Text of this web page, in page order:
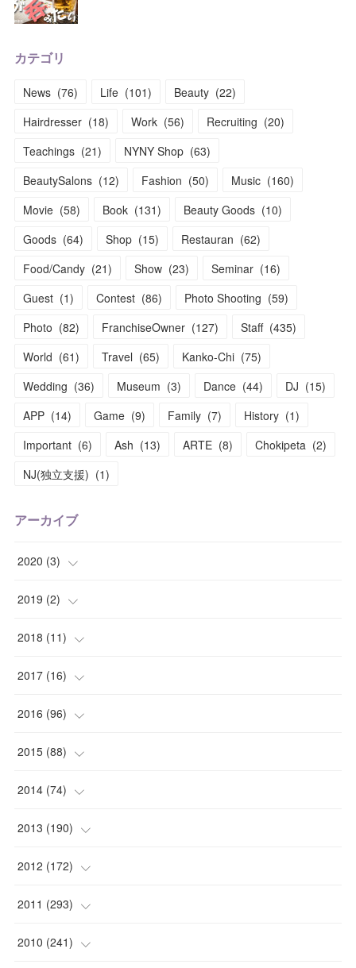
カテゴリ
News (76) Life (101) Beauty (22)
Hairdresser (18) Work (56) Recruiting (20)
Teachings (21) NYNY Shop (63)
BeautySalons (12) Fashion (50) Music (160)
Movie (58) Book (131) Beauty Goods (10)
Goods (64) Shop (15) Restauran (62)
Food/Candy (21) Show (23) Seminar (16)
Guest (1) Contest (86) Photo Shooting (59)
Photo (82) FranchiseOwner (127) Staff (435)
World (61) Travel (65) Kanko-Chi (75)
Wedding (36) Museum (3) Dance (44) DJ (15)
APP (14) Game (9) Family (7) History (1)
Important (6) Ash (13) ARTE (8) Chokipeta (2)
NJ(独立支援) (1)
アーカイブ
2020 (3)
(1
( 1)
(1)
2019 (2)
( 1)
(1)
2018 (11)
(2)
(1)
(1)
(1)
2017 (16)
(1)
(2)
(1)
( 3)
2016 (96)
(2)
(5)
(6)
(3)
2015 (88)
(4)
(7)
(6)
(6)
12)
2014 (74)
(9)
(14)
(6)
( 1 )
2013 (190)
(17)
(22)
(11)
2012 (172)
(12)
(8)
2011 (293)
(32)
2010 (241)